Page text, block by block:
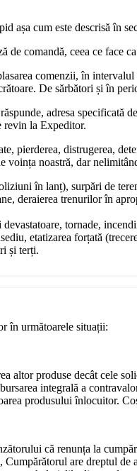
așa cum este descrisă în
de comandă, ceea ce
comenzii, în
De sărbători și în
adresa specificată
revin la Expeditor.
pierderea, distrugerea,
voința noastră, dar
în lanț), surpări de
deraierea trenurilor în
devastatoare, tornade,
etatizarea forțată
și terți.
în următoarele situații:
altor produse decât cele
integrală a
produsului înlocuitor.
că renunța la
are dreptul